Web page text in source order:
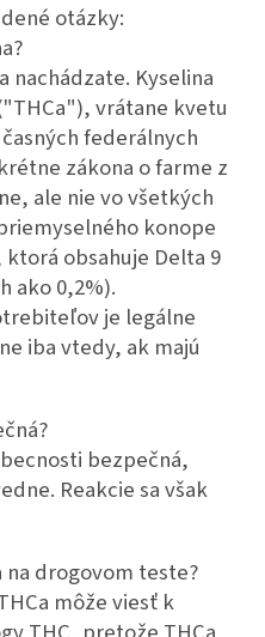
otázky:
nachádzate. Kyselina
vrátane kvetu
federálnych
zákona o farme z
ale nie vo všetkých
konope
obsahuje Delta 9
ako 0,2%).
je legálne
iba vtedy, ak majú
bezpečná,
Reakcie sa však
na drogovom teste?
môže viesť k